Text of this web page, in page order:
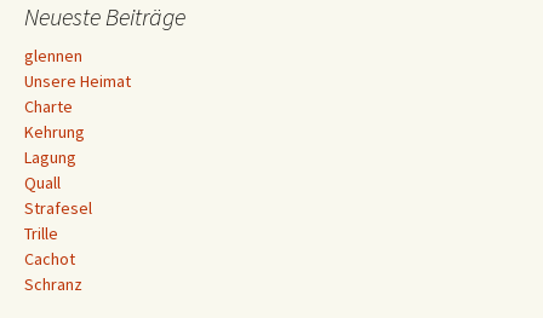
Neueste Beiträge
glennen
Unsere Heimat
Charte
Kehrung
Lagung
Quall
Strafesel
Trille
Cachot
Schranz